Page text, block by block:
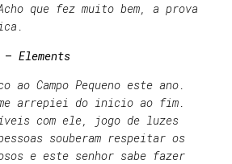
que fez muito bem, a prova
– Elements
ao Campo Pequeno este ano.
arrepiei do inicio ao fim.
com ele, jogo de luzes
souberam respeitar os
e este senhor sabe fazer